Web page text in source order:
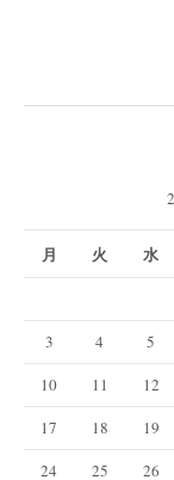
ー
り
月 火 水
3
4 5
10
11 12
17
18 19
24
25 26